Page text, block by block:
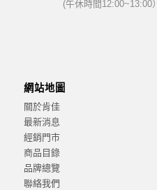
(午休時間12:00~13:00）
網站地圖
關於肯佳
最新消息
經銷門市
商品目錄
品牌總覽
聯絡我們